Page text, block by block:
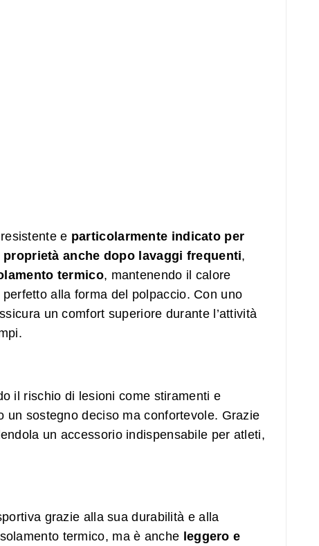
e particolarmente indicato per
anche dopo lavaggi frequenti,
termico, mantenendo il calore
alla forma del polpaccio. Con uno
un comfort superiore durante l’attività
il rischio di lesioni come stiramenti e
sostegno deciso ma confortevole. Grazie
un accessorio indispensabile per atleti,
grazie alla sua durabilità e alla
termico, ma è anche leggero e